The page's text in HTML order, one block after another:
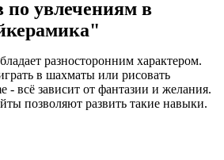
по увлечениям в
разносторонним характером.
в шахматы или рисовать
- всё зависит от фантазии и желания.
позволяют развить такие навыки.